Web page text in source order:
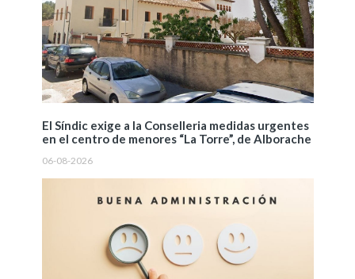
El Síndic exige a la Conselleria medidas urgentes
en el centro de menores “La Torre”, de Alborache
06-08-2026